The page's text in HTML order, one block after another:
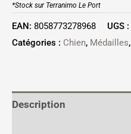
*Stock sur Terranimo Le Port
EAN: 8058773278968 UGS :
Catégories : Chien, Médailles,
Description